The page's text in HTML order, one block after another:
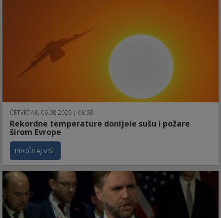
ČETVRTAK, 06.08.2026 | 08:03
Rekordne temperature donijele sušu i požare
širom Evrope
PROČITAJ VIŠE